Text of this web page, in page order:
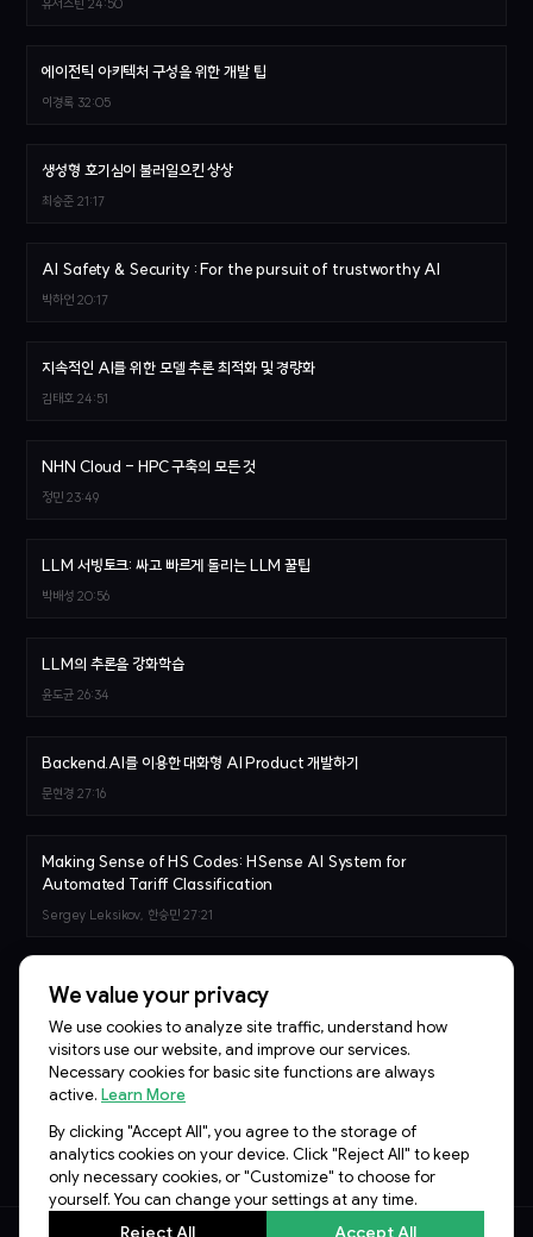
유저스틴 24:50
에이전틱 아키텍처 구성을 위한 개발 팁
이경록 32:05
생성형 호기심이 불러일으킨 상상
최승준 21:17
AI Safety & Security : For the pursuit of trustworthy AI
박하언 20:17
지속적인 AI를 위한 모델 추론 최적화 및 경량화
김태호 24:51
NHN Cloud - HPC 구축의 모든 것
정민 23:49
LLM 서빙토크: 싸고 빠르게 돌리는 LLM 꿀팁
박배성 20:56
LLM의 추론을 강화학습
윤도균 26:34
Backend.AI를 이용한 대화형 AI Product 개발하기
문현경 27:16
Making Sense of HS Codes: HSense AI System for
Automated Tariff Classification
Sergey Leksikov, 한승민 27:21
당신의 기업, AI Transformation이 안되는 3가지 이유
Agentic AI를 위한 MCP Sidecar sLM 학습기
We value your privacy
We use cookies to analyze site traffic, understand how
visitors use our website, and improve our services.
Necessary cookies for basic site functions are always
active. Learn More
By clicking "Accept All", you agree to the storage of
analytics cookies on your device. Click "Reject All" to keep
only necessary cookies, or "Customize" to choose for
yourself. You can change your settings at any time.
Reject All Accept All